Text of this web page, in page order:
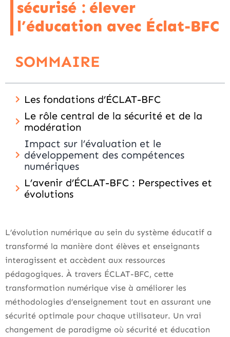
sécurisé : élever
l’éducation avec Éclat-BFC
SOMMAIRE
Les fondations d’ÉCLAT-BFC
Le rôle central de la sécurité et de la
modération
Impact sur l’évaluation et le
développement des compétences
numériques
L’avenir d’ÉCLAT-BFC : Perspectives et
évolutions
L’évolution numérique au sein du système éducatif a
transformé la manière dont élèves et enseignants
interagissent et accèdent aux ressources
pédagogiques. À travers ÉCLAT-BFC, cette
transformation numérique vise à améliorer les
méthodologies d’enseignement tout en assurant une
sécurité optimale pour chaque utilisateur. Un vrai
changement de paradigme où sécurité et éducation